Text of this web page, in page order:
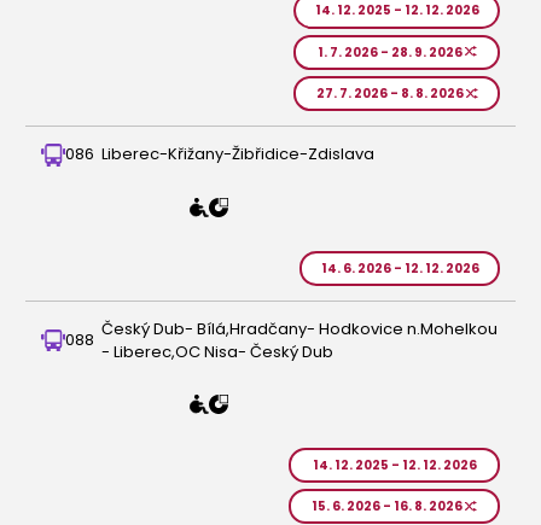
14. 12. 2025 - 12. 12. 2026
1. 7. 2026 - 28. 9. 2026
27. 7. 2026 - 8. 8. 2026
086 Liberec-Křižany-Žibřidice-Zdislava
14. 6. 2026 - 12. 12. 2026
088 Český Dub- Bílá,Hradčany- Hodkovice n.Mohelkou
- Liberec,OC Nisa- Český Dub
14. 12. 2025 - 12. 12. 2026
15. 6. 2026 - 16. 8. 2026